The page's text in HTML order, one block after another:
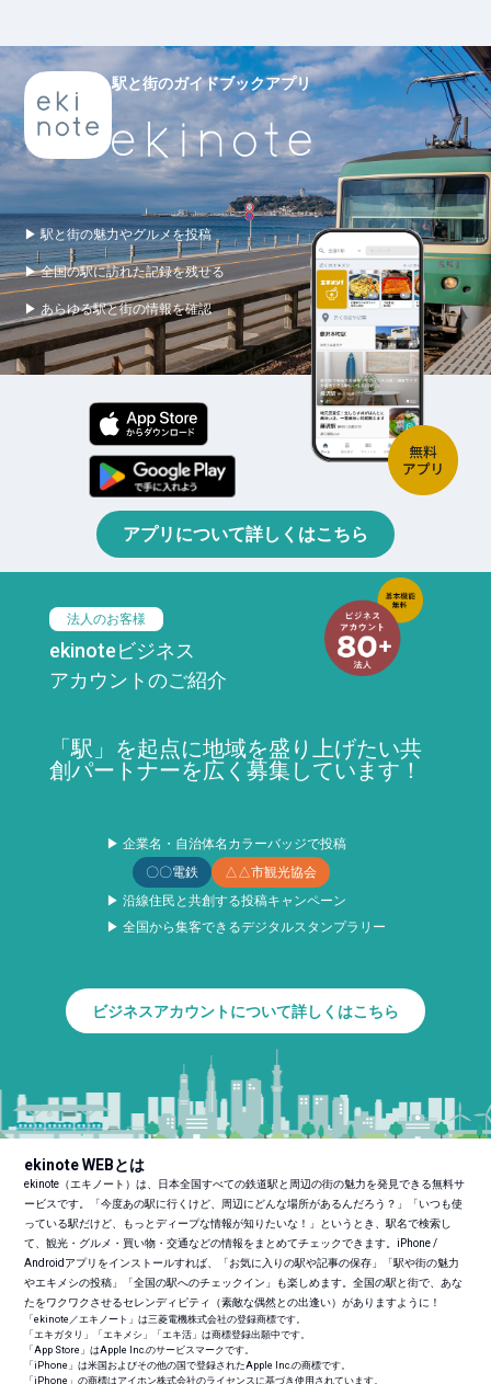
駅と街のガイドブックアプリ
▶ 駅と街の魅力やグルメを投稿
▶ 全国の駅に訪れた記録を残せる
▶ あらゆる駅と街の情報を確認
アプリについて詳しくはこちら
法人のお客様
ekinoteビジネス
アカウントのご紹介
「駅」を起点に地域を盛り上げたい共
創パートナーを広く募集しています！
▶ 企業名・自治体名カラーバッジで投稿
〇〇電鉄
△△市観光協会
▶ 沿線住民と共創する投稿キャンペーン
▶ 全国から集客できるデジタルスタンプラリー
ビジネスアカウントについて詳しくはこちら
ekinote WEBとは
ekinote（エキノート）は、日本全国すべての鉄道駅と周辺の街の魅力を発見できる無料サ
ービスです。「今度あの駅に行くけど、周辺にどんな場所があるんだろう？」「いつも使
っている駅だけど、もっとディープな情報が知りたいな！」というとき、駅名で検索し
て、観光・グルメ・買い物・交通などの情報をまとめてチェックできます。iPhone /
Androidアプリをインストールすれば、「お気に入りの駅や記事の保存」「駅や街の魅力
やエキメシの投稿」「全国の駅へのチェックイン」も楽しめます。全国の駅と街で、あな
たをワクワクさせるセレンディピティ（素敵な偶然との出逢い）がありますように！
「ekinote／エキノート」は三菱電機株式会社の登録商標です。
「エキガタリ」「エキメシ」「エキ活」は商標登録出願中です。
「App Store」はApple Inc.のサービスマークです。
「iPhone」は米国およびその他の国で登録されたApple Inc.の商標です。
「iPhone」の商標はアイホン株式会社のライセンスに基づき使用されています。